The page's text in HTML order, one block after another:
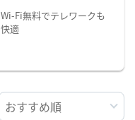
Wi-Fi無料でテレワークも
快適